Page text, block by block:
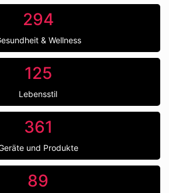
294
& Wellness
125
Lebensstil
361
und Produkte
89